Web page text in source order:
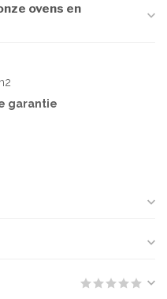
ovens en
garantie